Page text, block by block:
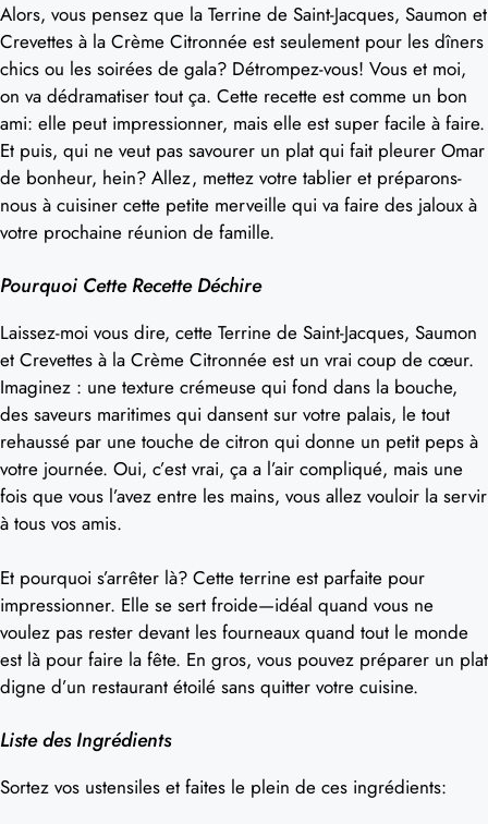
Alors, vous pensez que la Terrine de Saint-Jacques, Saumon et
Crevettes à la Crème Citronnée est seulement pour les dîners
chics ou les soirées de gala? Détrompez-vous! Vous et moi,
on va dédramatiser tout ça. Cette recette est comme un bon
ami: elle peut impressionner, mais elle est super facile à faire.
Et puis, qui ne veut pas savourer un plat qui fait pleurer Omar
de bonheur, hein? Allez, mettez votre tablier et préparons-
nous à cuisiner cette petite merveille qui va faire des jaloux à
votre prochaine réunion de famille.
Pourquoi Cette Recette Déchire
Laissez-moi vous dire, cette Terrine de Saint-Jacques, Saumon
et Crevettes à la Crème Citronnée est un vrai coup de cœur.
Imaginez : une texture crémeuse qui fond dans la bouche,
des saveurs maritimes qui dansent sur votre palais, le tout
rehaussé par une touche de citron qui donne un petit peps à
votre journée. Oui, c’est vrai, ça a l’air compliqué, mais une
fois que vous l’avez entre les mains, vous allez vouloir la servir
à tous vos amis.
Et pourquoi s’arrêter là? Cette terrine est parfaite pour
impressionner. Elle se sert froide—idéal quand vous ne
voulez pas rester devant les fourneaux quand tout le monde
est là pour faire la fête. En gros, vous pouvez préparer un plat
digne d’un restaurant étoilé sans quitter votre cuisine.
Liste des Ingrédients
Sortez vos ustensiles et faites le plein de ces ingrédients: